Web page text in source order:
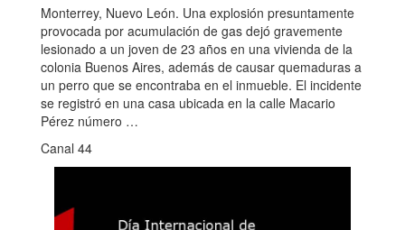
Monterrey, Nuevo León. Una explosión presuntamente
provocada por acumulación de gas dejó gravemente
lesionado a un joven de 23 años en una vivienda de la
colonia Buenos Aires, además de causar quemaduras a
un perro que se encontraba en el inmueble. El incidente
se registró en una casa ubicada en la calle Macario
Pérez número …
Canal 44